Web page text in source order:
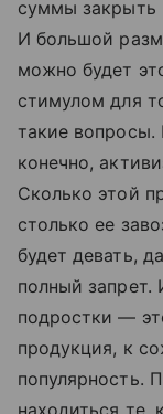
суммы закрыть
И большой
можно будет
стимулом для
такие вопросы.
конечно,
Сколько этой
столько ее
будет девать,
полный
подростки —
продукция, к
популярность.
находиться те,